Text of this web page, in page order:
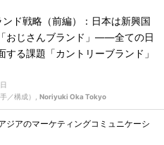
ド戦略（前編）：日本は新興国
おじさんブランド」――全ての日
する課題「カントリーブランド」
／構成）, Noriyuki Oka Tokyo
ジアのマーケティングコミュニケーシ